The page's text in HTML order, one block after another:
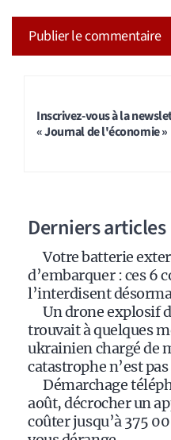
Inscrivez-vous à la
« Journal de l'économie »
Derniers articles
Votre batterie
d’embarquer : ces 6
l’interdisent
Un drone explosif
trouvait à quelques
ukrainien chargé de
catastrophe n’est
Démarchage
août, décrocher un
coûter jusqu’à 375